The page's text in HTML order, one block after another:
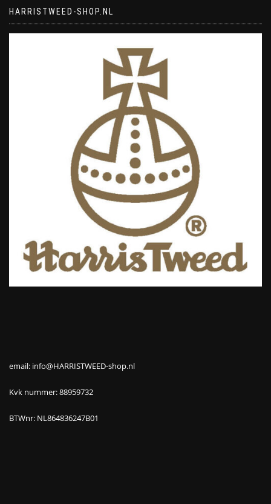
HARRISTWEED-SHOP.NL
email: info@HARRISTWEED-shop.nl
Kvk nummer: 88959732
BTWnr: NL864836247B01